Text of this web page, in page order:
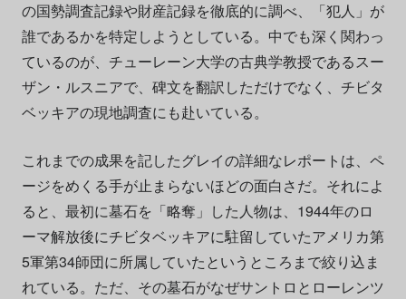
の国勢調査記録や財産記録を徹底的に調べ、「犯人」が
誰であるかを特定しようとしている。中でも深く関わっ
ているのが、チューレーン大学の古典学教授であるスー
ザン・ルスニアで、碑文を翻訳しただけでなく、チビタ
ベッキアの現地調査にも赴いている。
これまでの成果を記したグレイの詳細なレポートは、ペ
ージをめくる手が止まらないほどの面白さだ。それによ
ると、最初に墓石を「略奪」した人物は、1944年のロ
ーマ解放後にチビタベッキアに駐留していたアメリカ第
5軍第34師団に所属していたというところまで絞り込ま
れている。ただ、その墓石がなぜサントロとローレンツ